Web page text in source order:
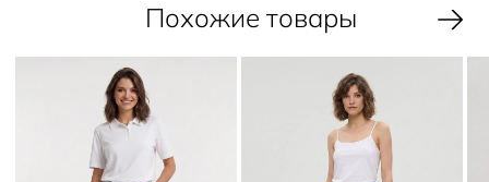
Похожие товары